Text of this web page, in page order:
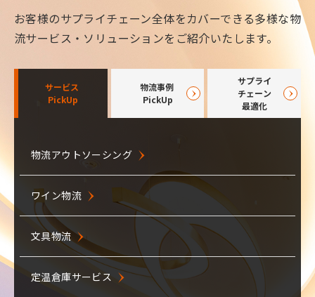
お客様のサプライチェーン全体をカバーできる多様な物
流サービス・ソリューションをご紹介いたします。
サービス
PickUp
物流事例
PickUp
サプライ
チェーン
最適化
物流アウトソーシング
ワイン物流
文具物流
定温倉庫サービス
トンボ鉛筆様
庫内作業から配送まで3PLで一括受託
(株)Francfranc様
センターから全国・海外店舗に商品供給
佐野市役所様
仮庁舎から新庁舎へ全７日間で移転
調達物流
原材料輸送
ミルクラン